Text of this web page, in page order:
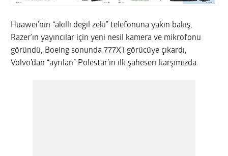
Huawei’nin “akıllı değil zeki” telefonuna yakın bakış,
Razer’ın yayıncılar için yeni nesil kamera ve mikrofonu
göründü, Boeing sonunda 777X’i görücüye çıkardı,
Volvo’dan “ayrılan” Polestar’ın ilk şaheseri karşımızda